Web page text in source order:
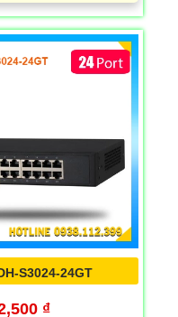
S3024-24GT
₫